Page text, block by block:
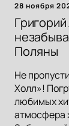
28 ноября
Поляны
Не
Холл»!
любимых
атмосфера